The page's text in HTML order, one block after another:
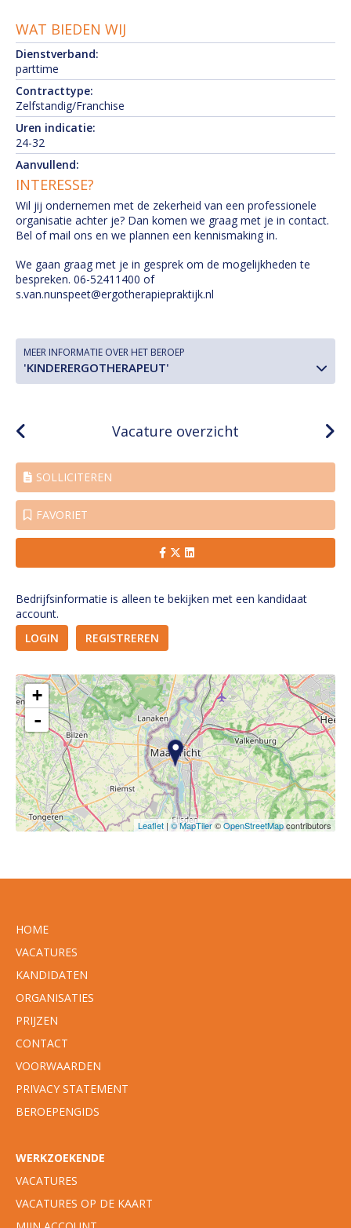
WAT BIEDEN WIJ
Dienstverband:
parttime
Contracttype:
Zelfstandig/Franchise
Uren indicatie:
24-32
Aanvullend:
INTERESSE?
Wil jij ondernemen met de zekerheid van een professionele
organisatie achter je? Dan komen we graag met je in contact.
Bel of mail ons en we plannen een kennismaking in.
We gaan graag met je in gesprek om de mogelijkheden te
bespreken. 06-52411400 of
s.van.nunspeet@ergotherapiepraktijk.nl
MEER INFORMATIE OVER HET BEROEP
'KINDERERGOTHERAPEUT'
Vacature overzicht
SOLLICITEREN
FAVORIET
Bedrijfsinformatie is alleen te bekijken met een kandidaat
account.
LOGIN
REGISTREREN
+
-
Leaflet | © MapTiler©OpenStreetMapcontributors
HOME
VACATURES
KANDIDATEN
ORGANISATIES
PRIJZEN
CONTACT
VOORWAARDEN
PRIVACY STATEMENT
BEROEPENGIDS
WERKZOEKENDE
VACATURES
VACATURES OP DE KAART